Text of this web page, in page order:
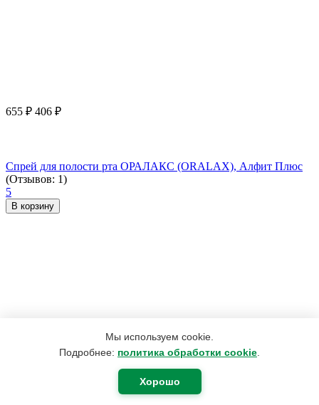
Мы используем cookie.
Подробнее: политика обработки cookie
Хорошо
655 ₽ 406 ₽
Спрей для полости рта ОРАЛАКС (ORALAX), Алфит Плюс
(Отзывов: 1)
5
В корзину